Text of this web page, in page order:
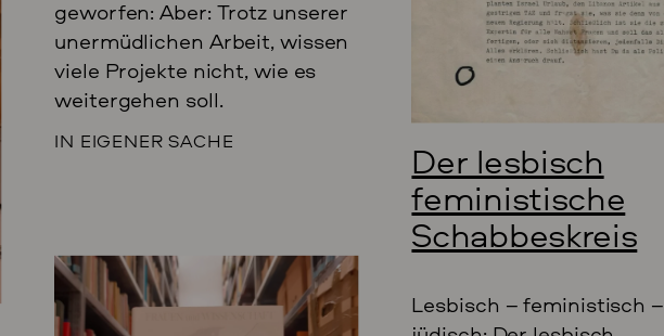
IN EIGENER SACHE
geworfen: Aber: Trotz unserer
unermüdlichen Arbeit, wissen
viele Projekte nicht, wie es
weitergehen soll.
Der lesbisch
feministische
Schabbeskreis
Lesbisch – feministisch –